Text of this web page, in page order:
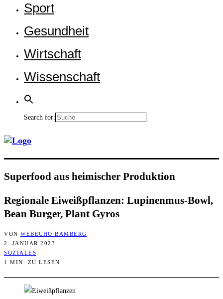
Sport
Gesund­heit
Wirt­schaft
Wis­sen­schaft
Search for:
Super­food aus hei­mi­scher Produktion
Regio­na­le Eiweiß­pflan­zen: Lupi­nen­mus-Bowl,
Bean Bur­ger, Plant Gyros
VON WEBECHO BAMBERG
2. JANUAR 2023
SOZIALES
1 MIN. ZU LESEN